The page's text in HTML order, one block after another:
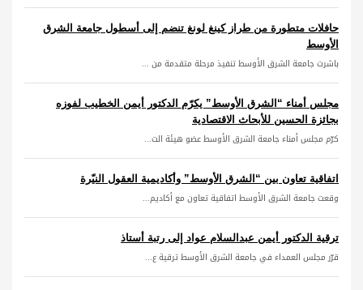
حافلات متطورة من طراز كينغ لونغ تنضم إلى أسطول جامعة الشرق
الأوسط
باشرت جامعة الشرق الأوسط تنفيذ مرحلة متقدمة من ...
مجلس أمناء “الشرق الأوسط” يكرّم الدكتور أيمن الخطيب لفوزه
بجائزة الحسين للأبحاث الاقتصادية
كرّم مجلس أمناء جامعة الشرق الأوسط عضو هيئة الت...
اتفاقية تعاون بين “الشرق الأوسط” وأكاديمية العقول النيّرة
وقعت جامعة الشرق الأوسط اتفاقية تعاون مع أكاديم...
ترقية الدكتور أيمن عبدالسلام عواد إلى رتبة أستاذ
قرّر مجلس العمداء في جامعة الشرق الأوسط ترقية ع...